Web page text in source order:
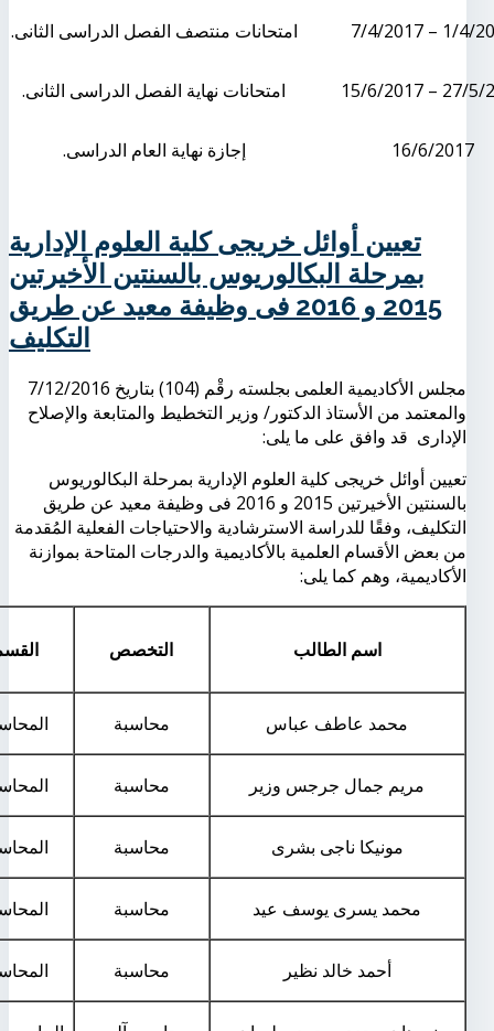
1/4/2017 – امتحانات منتصف الفصل الدراسى الثانى.
27/5/2017 – امتحانات نهاية الفصل الدراسى الثانى.
16/6/2017 إجازة نهاية العام الدراسى.
تعيين أوائل خريجى كلية العلوم الإدارية
بمرحلة البكالوريوس بالسنتين الأخيرتين
2015 و 2016 فى وظيفة معيد عن طريق
التكليف
مجلس الأكاديمية العلمى بجلسته رقْم (104) بتاريخ 7/12/2016
والمعتمد من الأستاذ الدكتور/ وزير التخطيط والمتابعة والإصلاح
الإدارى قد وافق على ما يلى:
تعيين أوائل خريجى كلية العلوم الإدارية بمرحلة البكالوريوس
بالسنتين الأخيرتين 2015 و 2016 فى وظيفة معيد عن طريق
التكليف، وفقًا للدراسة الاسترشادية والاحتياجات الفعلية المُقدمة
من بعض الأقسام العلمية بالأكاديمية والدرجات المتاحة بموازنة
الأكاديمية، وهم كما يلى:
اسم الطالب التخصص
محمد عاطف عباس محاسبة
مريم جمال جرجس وزير محاسبة
مونيكا ناجى بشرى محاسبة
محمد يسرى يوسف عيد محاسبة
أحمد خالد نظير محاسبة